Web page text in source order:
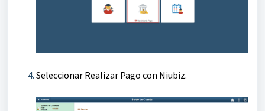
Seleccionar Realizar Pago con Niubiz.